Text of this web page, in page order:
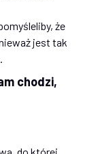
że
jest tak
chodzi,